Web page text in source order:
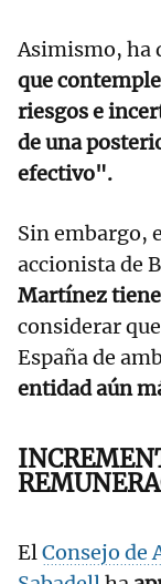
Asimismo, ha
que
riesgos e
de una
efectivo".
Sin embargo,
accionista de
Martínez
considerar
España de
entidad aún
ElConsejo de